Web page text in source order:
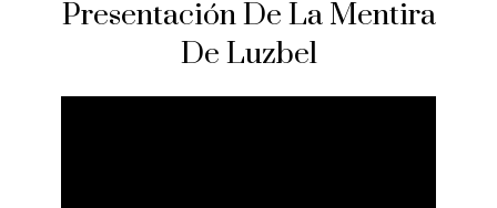
Presentación De La Mentira
De Luzbel